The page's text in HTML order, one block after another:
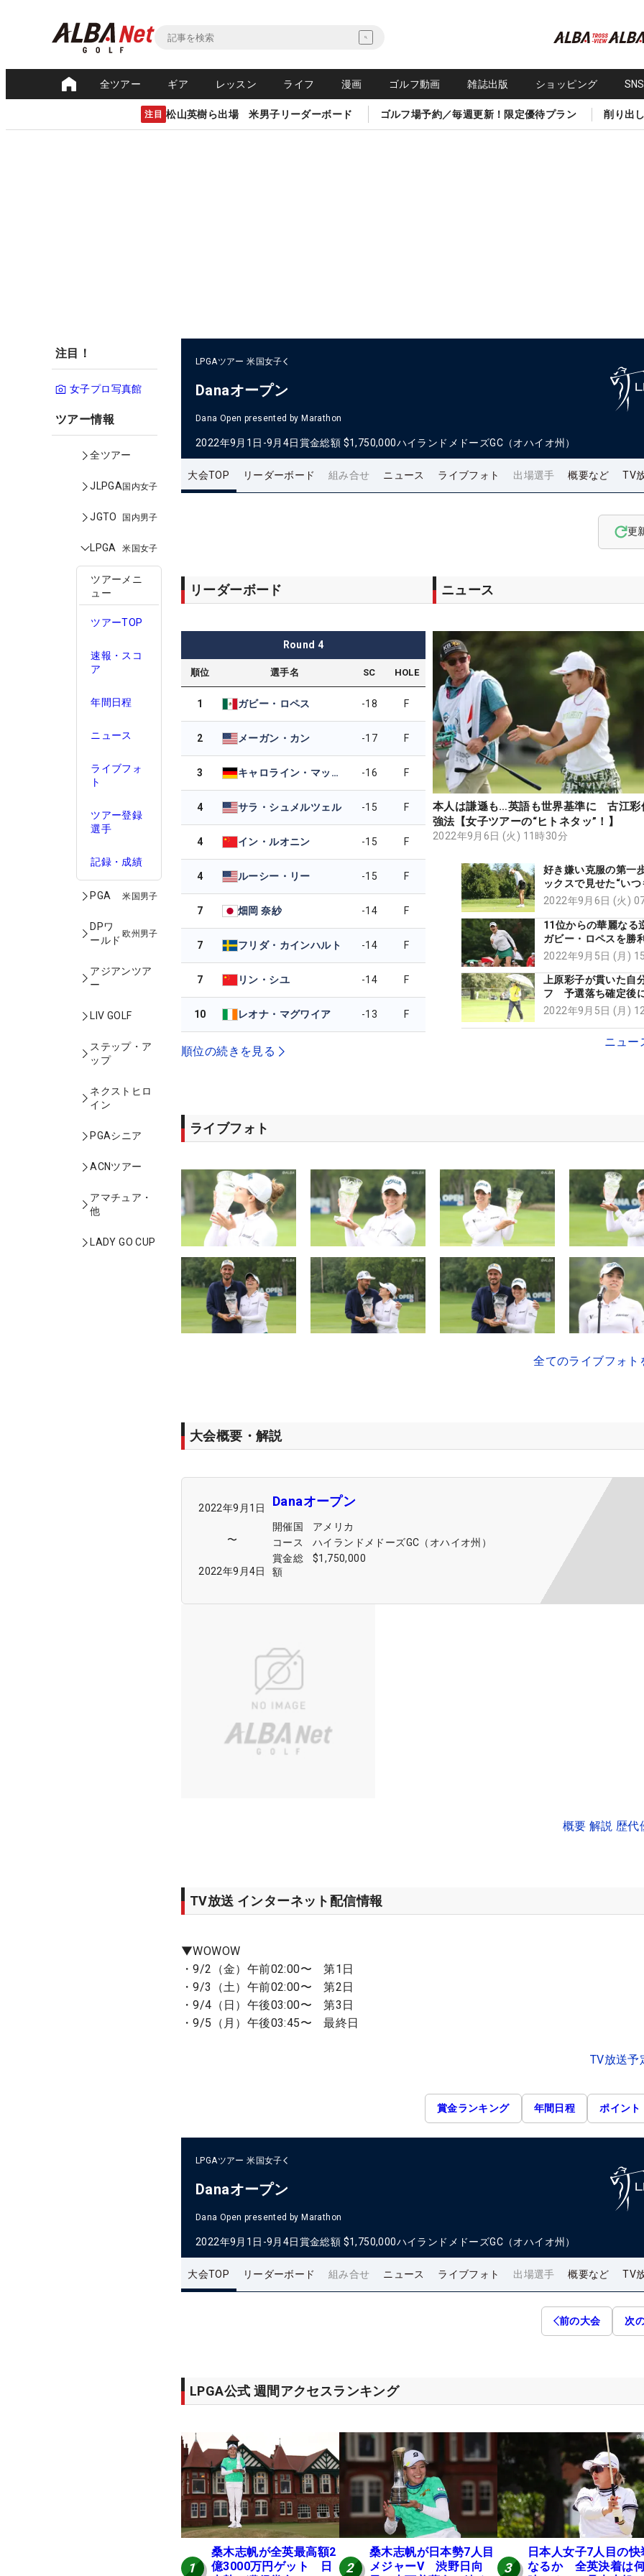
全ツアー ギア レッスン ライフ 漫画 ゴルフ動画 雑誌出版 ショッピング
注目 松山英樹ら出場 米男子リーダーボード ゴルフ場予約／毎週更新！限定優待プラン 削り出
注目！
女子プロ写真館
ツアー情報
全ツアー
JLPGA国内女子
JGTO 国内男子
LPGA 米国女子
ツアーメニ
ュー
ツアーTOP
速報・スコ
ア
年間日程
ニュース
ライブフォ
ト
ツアー登録
選手
記録・成績
PGA 米国男子
DPワ
ールド
欧州男子
アジアンツア
ー
LIV GOLF
ステップ・ア
ップ
ネクストヒロ
イン
PGAシニア
ACNツアー
アマチュア・
他
LADY GO CUP
LPGAツアー 米国女子
Danaオープン
Dana Open presented by Marathon
2022年9月1日-9月4日賞金総額 $1,750,000ハイランドメドーズGC（オハイオ州）
大会TOP リーダーボード 組み合せ ニュース ライブフォト 出場選手 概要など TV
更
リーダーボード
Round 4
順位 選手名 SC HOLE
1 ガビー・ロペス -18 F
2 メーガン・カン -17 F
3 キャロライン・マッソン -16 F
4 サラ・シュメルツェル -15 F
4 イン・ルオニン -15 F
4 ルーシー・リー -15 F
7 畑岡 奈紗 -14 F
7 フリダ・カインハルト -14 F
7 リン・シユ -14 F
10 レオナ・マグワイア -13 F
順位の続きを見る
ニュース
本人は謙遜も…英語も世界基準に 古江彩
強法【女子ツアーの“ヒトネタッ”！】
2022年9月6日 (火) 11時30分
好き嫌い克服の第
ックスで見せた“いつ
野日向子【記者の目
2022年9月6日 (火)
11位からの華麗な
ガビー・ロペスを勝
たメンタル術「結果
2022年9月5日 (月)
上原彩子が貫いた自
フ 予選落ち確定後
覚悟が見えた【記者
2022年9月5日 (月)
ニュー
ライブフォト
全てのライブフォト
大会概要・解説
2022年9月1日
〜
2022年9月4日
Danaオープン
開催国
アメリカ
コース
ハイランドメドーズGC（オハイオ州）
賞金総
額
$1,750,000
概要 解説 歴代
TV放送 インターネット配信情報
▼WOWOW
・9/2（金）午前02:00〜 第1日
・9/3（土）午前02:00〜 第2日
・9/4（日）午後03:00〜 第3日
・9/5（月）午後03:45〜 最終日
TV放送予
賞金ランキング 年間日程 ポイント
LPGAツアー 米国女子
Danaオープン
Dana Open presented by Marathon
2022年9月1日-9月4日賞金総額 $1,750,000ハイランドメドーズGC（オハイオ州）
大会TOP リーダーボード 組み合せ ニュース ライブフォト 出場選手 概要など TV
前の大会 次
LPGA公式 週間アクセスランキング
1
桑木志帆が全英最高額2
億3000万円ゲット 日
2
桑木志帆が日本勢7人目
メジャーV 渋野日向
3
日本人女子7人目の快
なるか 全英決着は